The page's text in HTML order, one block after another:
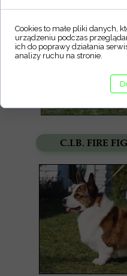
C.I.B. FIRE
Cookies to małe pliki danych,
urządzeniu podczas
ich do poprawy działania
analizy ruchu na stronie.